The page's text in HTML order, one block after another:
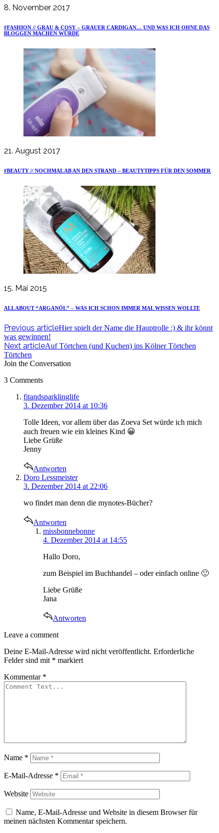
8. November 2017
#FASHION // GRAU & COSY – GRAUER CARDIGAN… UND WAS ICH OHNE DAS
BLOGGEN MACHEN WÜRDE
21. August 2017
#BEAUTY // NOCHMAL AB AN DEN STRAND – BEAUTYTIPPS FÜR DEN SOMMER
15. Mai 2015
ALL ABOUT “ARGANÖL” – WAS ICH SCHON IMMER MAL WISSEN WOLLTE
Previous articleHier spielt der Name die Hauptrolle :) & ihr könnt
was gewinnen!
Next articleAuf Törtchen (und Kuchen) ins Kölner Törtchen
Törtchen
Join the Conversation
3 Comments
says:
fitandsparklinglife
3. Dezember 2014 at 10:36
Tolle Ideen, vor allem über das Zoeva Set würde ich mich
auch freuen wie ein kleines Kind 😀
Liebe Grüße
Jenny
Antworten
says:
Doro Lessmeister
3. Dezember 2014 at 22:06
wo findet man denn die mynotes-Bücher?
Antworten
says:
missbonnebonne
4. Dezember 2014 at 14:55
Hallo Doro,
zum Beispiel im Buchhandel – oder einfach online 🙂
Liebe Grüße
Jana
Antworten
Leave
comment
Leave a comment
Deine E-Mail-Adresse wird nicht veröffentlicht. Erforderliche
Felder sind mit * markiert
Kommentar *
Name *
E-Mail-Adresse *
Website
Name, E-Mail-Adresse und Website in diesem Browser für
meinen nächsten Kommentar speichern.